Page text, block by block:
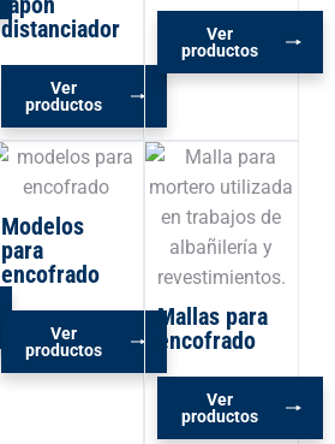
distanciador
Ver
productos
Ver
productos
Modelos
para
encofrado
Ver
productos
Mallas para
encofrado
Ver
productos